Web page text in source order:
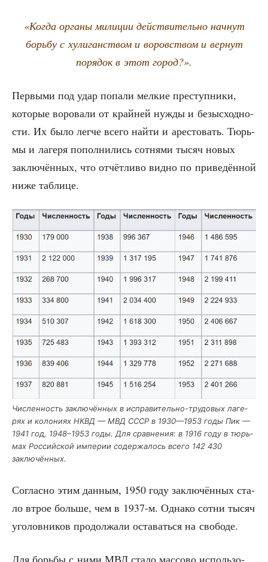
«Когда орга­ны мили­ции дей­стви­тель­но нач­нут
борь­бу с хули­ган­ством и воров­ством и вер­нут
поря­док в этот город?».
Пер­вы­ми под удар попа­ли мел­кие пре­ступ­ни­ки,
кото­рые воро­ва­ли от край­ней нуж­ды и безыс­ход­но­
сти. Их было лег­че все­го най­ти и аре­сто­вать. Тюрь­
мы и лаге­ря попол­ни­лись сот­ня­ми тысяч новых
заклю­чён­ных, что отчёт­ли­во вид­но по при­ве­дён­ной
ниже таблице.
Чис­лен­ность заклю­чён­ных в испра­ви­тель­но-тру­до­вых лаге­
рях и коло­ни­ях НКВД — МВД СССР в 1930—1953 годы Пик —
1941 год, 1948–1953 годы. Для срав­не­ния: в 1916 году в тюрь­
мах Рос­сий­ской импе­рии содер­жа­лось все­го 142 430
заключённых.
Соглас­но этим дан­ным, 1950 году заклю­чён­ных ста­
ло втрое боль­ше, чем в 1937‑м. Одна­ко сот­ни тысяч
уго­лов­ни­ков про­дол­жа­ли оста­вать­ся на свободе.
Для борь­бы с ними МВД ста­ло мас­со­во исполь­зо­